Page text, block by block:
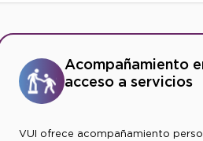
Acompañamiento
acceso a servicios
VUI ofrece acompañamiento